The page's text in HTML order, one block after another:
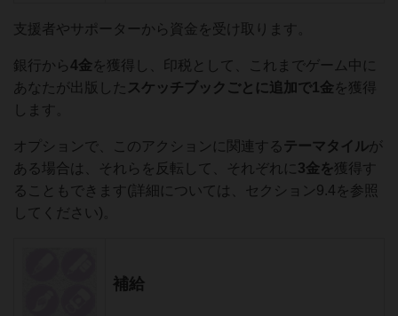
支援者やサポーターから資金を受け取ります。
銀行から 4金を獲得し、印税として、これまでゲーム中に
あなたが出版した
スケッチブックごとに追加で1金を獲得
します。
オプションで、このアクションに関連するテーマタイルが
ある場合は、それらを反転して、それぞれに 3金を獲得す
ることもできます(詳細については、セクション9.4を参照
してください)。
補給